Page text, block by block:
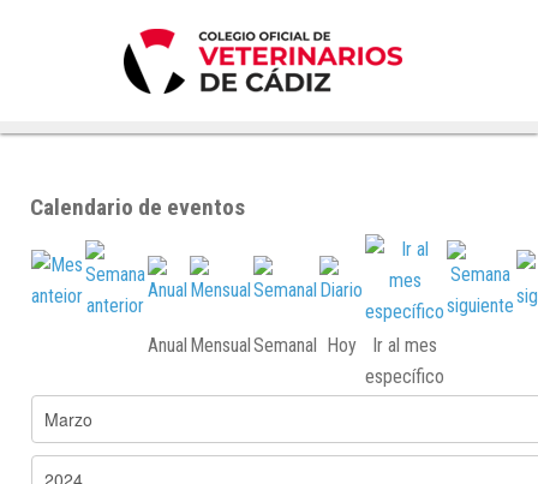
Calendario de eventos
Anual MensualSemanal Hoy
Ir al mes
específico